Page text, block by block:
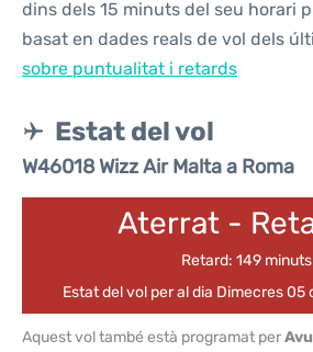
dins dels 15 minuts del seu horari
basat en dades reals de vol dels
sobre puntualitat i retards
Estat del vol
W46018 Wizz Air Malta a Roma
Aterrat -
Retard: 149 minuts
Estat del vol per al dia Dimecres 05
Aquest vol també està programat per